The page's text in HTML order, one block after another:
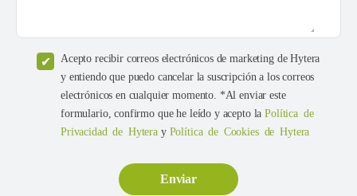
Acepto recibir correos electrónicos de marketing de Hytera
y entiendo que puedo cancelar la suscripción a los correos
electrónicos en cualquier momento. *Al enviar este
formulario, confirmo que he leído y acepto laPolítica de
Privacidad de Hytera y Política de Cookies de Hytera